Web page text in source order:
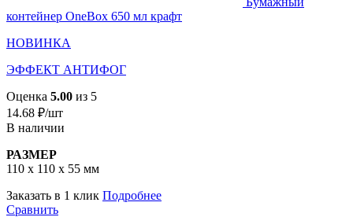
контейнер OneBox 650 мл крафт
НОВИНКА
ЭФФЕКТ АНТИФОГ
Оценка 5.00 из 5
14.68 ₽/шт
В наличии
РАЗМЕР
110 x 110 x 55 мм
Заказать в 1 клик Подробнее
Сравнить